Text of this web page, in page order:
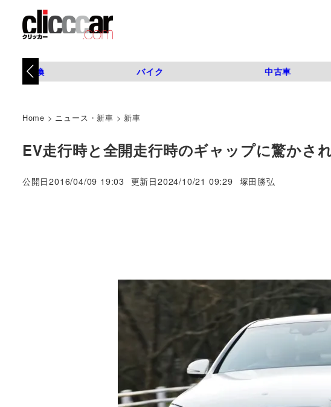
タイヤ交換 バイク 中古車
Home > ニュース・新車 > 新車
EV走行時と全開走行時のギャップに驚かさ
公開日2016/04/09 19:03 更新日2024/10/21 09:29 著
塚田勝弘